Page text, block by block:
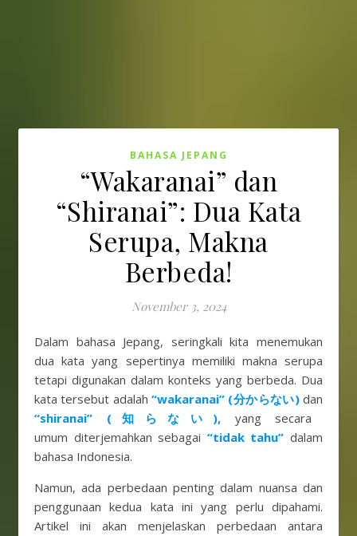
BAHASA JEPANG
“Wakaranai” dan
“Shiranai”: Dua Kata
Serupa, Makna
Berbeda!
November 3, 2024
Dalam bahasa Jepang, seringkali kita menemukan
dua kata yang sepertinya memiliki makna serupa
tetapi digunakan dalam konteks yang berbeda. Dua
kata tersebut adalah“wakaranai” (分からない)dan
“shiranai” (知らない), yang secara
umum diterjemahkan sebagai “tidak tahu” dalam
bahasa Indonesia.
Namun, ada perbedaan penting dalam nuansa dan
penggunaan kedua kata ini yang perlu dipahami.
Artikel ini akan menjelaskan perbedaan antara